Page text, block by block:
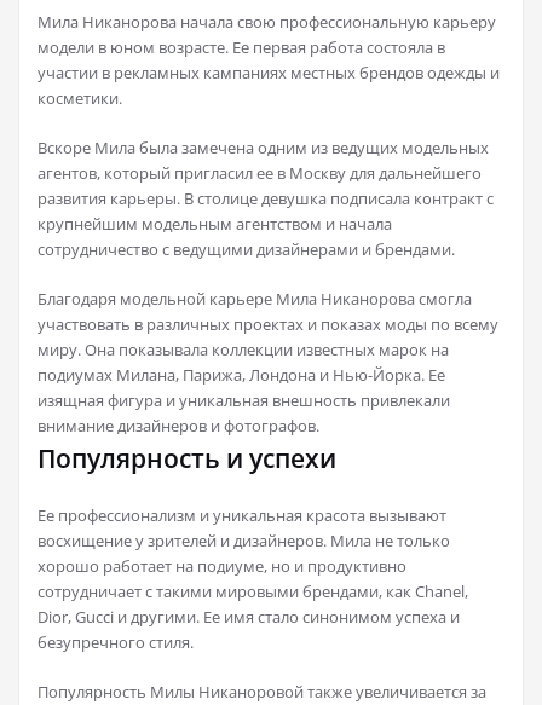
Мила Никанорова начала свою профессиональную карьеру
модели в юном возрасте. Ее первая работа состояла в
участии в рекламных кампаниях местных брендов одежды и
косметики.
Вскоре Мила была замечена одним из ведущих модельных
агентов, который пригласил ее в Москву для дальнейшего
развития карьеры. В столице девушка подписала контракт с
крупнейшим модельным агентством и начала
сотрудничество с ведущими дизайнерами и брендами.
Благодаря модельной карьере Мила Никанорова смогла
участвовать в различных проектах и показах моды по всему
миру. Она показывала коллекции известных марок на
подиумах Милана, Парижа, Лондона и Нью-Йорка. Ее
изящная фигура и уникальная внешность привлекали
внимание дизайнеров и фотографов.
Популярность и успехи
Ее профессионализм и уникальная красота вызывают
восхищение у зрителей и дизайнеров. Мила не только
хорошо работает на подиуме, но и продуктивно
сотрудничает с такими мировыми брендами, как Chanel,
Dior, Gucci и другими. Ее имя стало синонимом успеха и
безупречного стиля.
Популярность Милы Никаноровой также увеличивается за